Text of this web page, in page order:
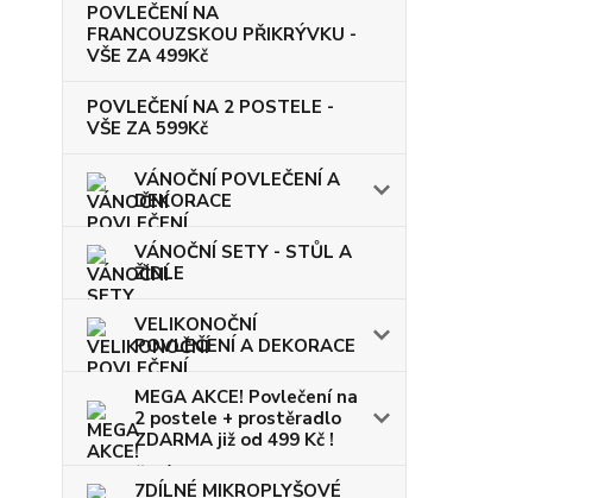
POVLEČENÍ NA
FRANCOUZSKOU PŘIKRÝVKU -
VŠE ZA 499Kč
POVLEČENÍ NA 2 POSTELE -
VŠE ZA 599Kč
VÁNOČNÍ POVLEČENÍ A
DEKORACE
VÁNOČNÍ SETY - STŮL A
ŽIDLE
VELIKONOČNÍ
POVLEČENÍ A DEKORACE
MEGA AKCE! Povlečení na
2 postele + prostěradlo
ZDARMA již od 499 Kč !
7DÍLNÉ MIKROPLYŠOVÉ